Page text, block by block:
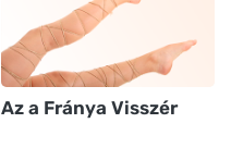
Az a Fránya Visszér